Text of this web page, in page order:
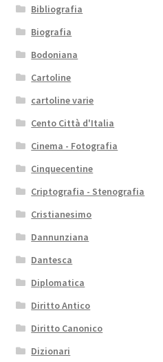
Bibliografia
Biografia
Bodoniana
Cartoline
cartoline varie
Cento Città d'Italia
Cinema - Fotografia
Cinquecentine
Criptografia - Stenografia
Cristianesimo
Dannunziana
Dantesca
Diplomatica
Diritto Antico
Diritto Canonico
Dizionari